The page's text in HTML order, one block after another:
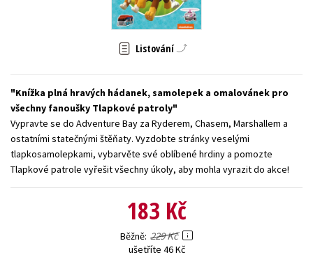
Zahraniční literatura
Všechny tituly
Listování
Knížka plná hravých hádanek, samolepek a omalovánek pro
všechny fanoušky Tlapkové patroly
Vypravte se do Adventure Bay za Ryderem, Chasem, Marshallem a
ostatními statečnými štěňaty. Vyzdobte stránky veselými
tlapkosamolepkami, vybarvěte své oblíbené hrdiny a pomozte
Tlapkové patrole vyřešit všechny úkoly, aby mohla vyrazit do akce!
183 Kč
Běžně 229 Kč
ušetříte 46 Kč